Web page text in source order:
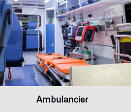
Ambulancier